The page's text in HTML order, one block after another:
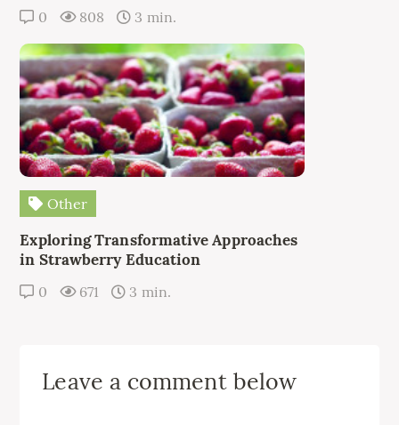
0 808 3 min.
Other
Exploring Transformative Approaches
in Strawberry Education
0 671 3 min.
Leave a comment below